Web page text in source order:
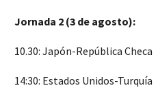
Jornada 2 (3 de agosto):
10.30: Japón-República Checa
14:30: Estados Unidos-Turquía